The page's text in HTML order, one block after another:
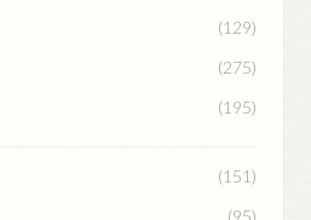
(129)
(275)
(195)
(151)
(95)